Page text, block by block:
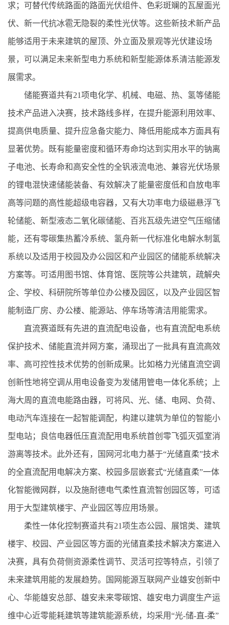
求；可替代传统路面的路面光伏组件、色彩斑斓的瓦屋面光
伏、新一代抗冰雹无隐裂的柔性光伏等。这些新技术新产品
能够适用于未来建筑的屋顶、外立面及景观等光伏建设场
景，可以满足未来新型电力系统和新型能源体系清洁能源发
展需求。
储能赛道共有21项电化学、机械、电磁、热、氢等储能
技术产品进入决赛，技术路线多样，在提升能源利用效率、
提高供电质量、提升应急备灾能力、降低用能成本方面具有
显著优势。既有能量密度和循环寿命均达到实用水平的钠离
子电池、长寿命和高安全性的全钒液流电池、兼容光伏场景
的锂电混快速储能装备、有效解决了能量密度低和自放电率
高等问题的高性能超级电容器，又有大功率电力级磁悬浮飞
轮储能、新型液态二氧化碳储能、百兆瓦级先进空气压缩储
能，还有零碳集热蓄冷系统、氢舟新一代标准化电解水制氢
系统以及适用于校园及办公园区和产业园区的储能系统解决
方案等。可适用图书馆、体育馆、医院等公共建筑，疏解央
企、学校、科研院所等单位办公楼及园区，以及产业园区智
能制造厂房、办公楼、能源站、停车场等清洁用能需求。
直流赛道既有先进的直流配电设备，也有直流配电系统
保护技术、储能直流并网方案，涌现出了一批具有直流高效
率、高可控性技术优势的创新成果。比如格力光储直流空调
创新性地将空调从用电设备变为发储用管电一体化系统；上
海大周的直流电能路由器，可将风、光、储、电网、负荷、
电动汽车连接在一起智能调配，构建以建筑为单位的智能小
型电站；良信电器低压直流配用电系统首创零飞弧灭弧室消
游离等技术。此外还有，国网河北电力基于“光储直柔”技术
的全直流配用电解决方案、校园多层嵌套式“光储直柔”一体
化智能微网群，以及施耐德电气柔性直流智创园区等，可适
用于大型建筑楼宇、产业园区等应用场景。
柔性一体化控制赛道共有21项生态公园、展馆类、建筑
楼宇、校园、产业园区等方面的光储直柔技术解决方案进入
决赛，具有负荷侧资源柔性调节、灵活可控等特点，引领了
未来建筑用能的发展趋势。国网能源互联网产业雄安创新中
心、华能雄安总部、雄安未来零碳馆、雄安电力调度生产运
维中心近零能耗建筑等建筑能源系统，均采用“光-储-直-柔”